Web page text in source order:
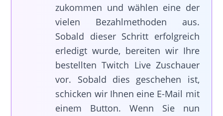
zukommen und wählen eine der
vielen Bezahlmethoden aus.
Sobald dieser Schritt erfolgreich
erledigt wurde, bereiten wir Ihre
bestellten Twitch Live Zuschauer
vor. Sobald dies geschehen ist,
schicken wir Ihnen eine E-Mail mit
einem Button. Wenn Sie nun